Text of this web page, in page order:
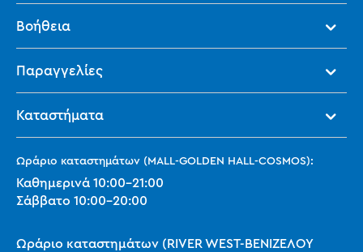
Βοήθεια
Παραγγελίες
Καταστήματα
Ωράριο καταστημάτων (MALL-GOLDEN HALL-COSMOS):
Καθημερινά 10:00-21:00
Σάββατο 10:00-20:00
Ωράριο καταστημάτων (RIVER WEST-ΒΕΝΙΖΕΛΟΥ